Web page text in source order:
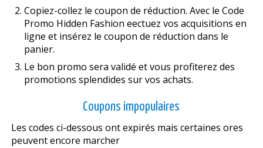
Copiez-collez le coupon de réduction. Avec le Code
Promo Hidden Fashion effectuez vos acquisitions en
ligne et insérez le coupon de réduction dans le
panier.
Le bon promo sera validé et vous profiterez des
promotions splendides sur vos achats.
Coupons impopulaires
Les codes ci-dessous ont expirés mais certaines offres
peuvent encore marcher